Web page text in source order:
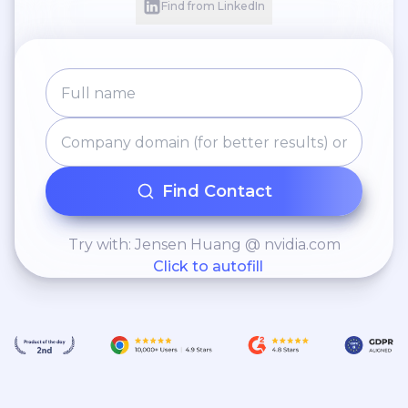
feiras, festas e períodos de
Positivação de PDV:
Coordenação de atividades
para otimização da
presença da marca nos
garantindo visibilidade e
atratividade dos produtos e
serviços oferecidos. *
Análise de resultados e
desempenho:
Monitoramento contínuo
Find from LinkedIn
Find Contact
Try with: Jensen Huang @ nvidia.com
Click to autofill